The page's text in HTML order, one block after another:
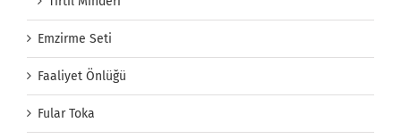
Emzirme Seti
Faaliyet Önlüğü
Fular Toka